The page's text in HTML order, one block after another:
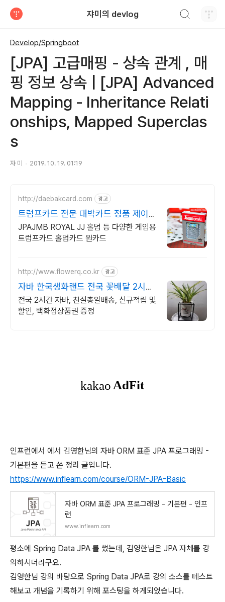
쟈미의 devlog
Develop/Springboot
[JPA] 고급매핑 - 상속 관계 , 매
핑 정보 상속 | [JPA] Advanced
Mapping - Inheritance Relati
onships, Mapped Superclas
s
쟈 미 2019. 10. 19. 01:19
http://daebakcard.com 광고
트럼프카드 전문 대박카드 정품 제이엠
비 로얄 판매점
JPAJMB ROYAL JJ 홀덤 등 다양한 게임용
트럼프카드 홀덤카드 원카드
http://www.flowerq.co.kr 광고
자바 한국생화랜드 전국 꽃배달 2시간
배송
전국 2시간 자바, 친절총알배송, 신규적립 및
할인, 백화점상품권 증정
인프런에서 에서 김영한님의 자바 ORM 표준 JPA 프로그래밍 -
기본편을 듣고 쓴 정리 글입니다.
https://www.inflearn.com/course/ORM-JPA-Basic
자바 ORM 표준 JPA 프로그래밍 - 기본편 - 인프
런
www.inflearn.com
평소에 Spring Data JPA 를 썼는데, 김영한님은 JPA 자체를 강
의하시더라구요.
김영한님 강의 바탕으로 Spring Data JPA로 강의 소스를 테스트
해보고 개념을 기록하기 위해 포스팅을 하게되었습니다.